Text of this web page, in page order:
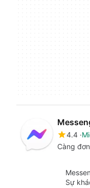
4.4
Càng
Sự